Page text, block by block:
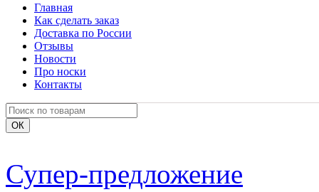
Главная
Как сделать заказ
Доставка по России
Отзывы
Новости
Про носки
Контакты
Супер-предложение